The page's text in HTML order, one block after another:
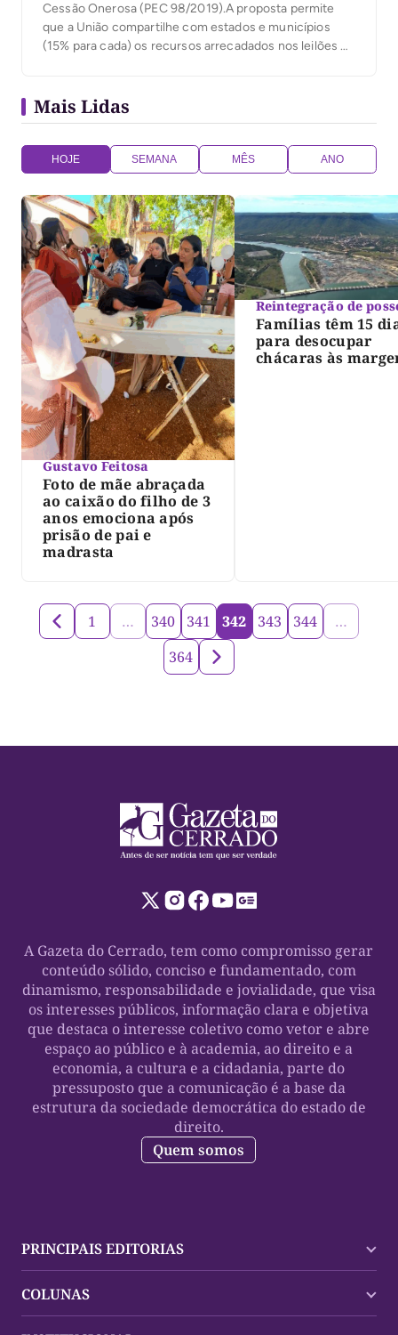
Cessão Onerosa (PEC 98/2019).A proposta permite
que a União compartilhe com estados e municípios
(15% para cada) os recursos arrecadados nos leilões do
de R$ 526 milhões para o Tocantins, sendo […]
Mais Lidas
HOJE SEMANA MÊS ANO
Gustavo Feitosa
Foto de mãe abraçada
ao caixão do filho de 3
anos emociona após
prisão de pai e
madrasta
Reintegração de
Famílias têm 15
para desocupar
chácaras às
1 … 340 341 342 343 344
…
364
A Gazeta do Cerrado, tem como compromisso gerar
conteúdo sólido, conciso e fundamentado, com
dinamismo, responsabilidade e jovialidade, que visa
os interesses públicos, informação clara e objetiva
que destaca o interesse coletivo como vetor e abre
espaço ao público e à academia, ao direito e a
economia, a cultura e a cidadania, parte do
pressuposto que a comunicação é a base da
estrutura da sociedade democrática do estado de
direito.
Quem somos
PRINCIPAIS EDITORIAS
Últimas Notícias
Palmas
COLUNAS
Trocando em Miúdos